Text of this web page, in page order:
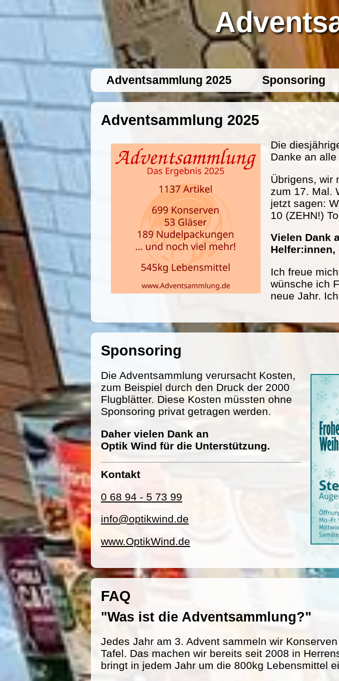
Adventsammlung 2025 Sponsoring
Adventsammlung 2025
Die
Danke an
Übrigens, wir
zum 17. Mal.
jetzt sagen:
10 (ZEHN!)
Vielen Dank
Helfer:innen,
Ich freue
wünsche ich
neue Jahr.
Sponsoring
Die Adventsammlung verursacht Kosten,
zum Beispiel durch den Druck der 2000
Flugblätter. Diese Kosten müssten ohne
Sponsoring privat getragen werden.
Daher vielen Dank an
Optik Wind für die Unterstützung.
Kontakt
0 68 94 - 5 73 99
info@optikwind.de
www.OptikWind.de
FAQ
"Was ist die Adventsammlung?"
Jedes Jahr am 3. Advent sammeln wir
Tafel. Das machen wir bereits seit 2008 in
bringt in jedem Jahr um die 800kg Lebensmittel